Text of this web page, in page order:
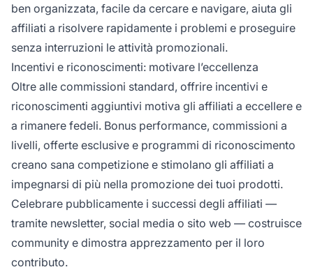
ben organizzata, facile da cercare e navigare, aiuta gli
affiliati a risolvere rapidamente i problemi e proseguire
senza interruzioni le attività promozionali.
Incentivi e riconoscimenti: motivare l’eccellenza
Oltre alle commissioni standard, offrire incentivi e
riconoscimenti aggiuntivi motiva gli affiliati a eccellere e
a rimanere fedeli. Bonus performance, commissioni a
livelli, offerte esclusive e programmi di riconoscimento
creano sana competizione e stimolano gli affiliati a
impegnarsi di più nella promozione dei tuoi prodotti.
Celebrare pubblicamente i successi degli affiliati —
tramite newsletter, social media o sito web — costruisce
community e dimostra apprezzamento per il loro
contributo.